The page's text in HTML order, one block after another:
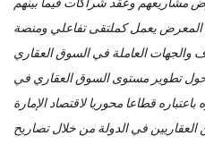
مشاريعهم وعقد شراكات فيما بينهم
المعرض يعمل كملتقى تفاعلي ومنصة
والجهات العاملة في السوق العقاري
حول تطوير مستوى السوق العقاري في
قطاعا محوريا لاقتصاد الإمارة
في الدولة من خلال تصاريح